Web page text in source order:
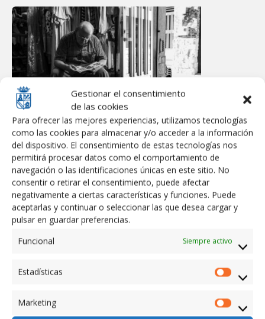
Gestionar el consentimiento
de las cookies
Para ofrecer las mejores experiencias, utilizamos tecnologías
como las cookies para almacenar y/o acceder a la información
del dispositivo. El consentimiento de estas tecnologías nos
permitirá procesar datos como el comportamiento de
navegación o las identificaciones únicas en este sitio. No
consentir o retirar el consentimiento, puede afectar
negativamente a ciertas características y funciones. Puede
aceptarlas y continuar o seleccionar las que desea cargar y
pulsar en guardar preferencias.
Funcional
Siempre activo
Estadísticas
Marketing
15 septiembre 2015enActualidad
Premios Calerascopia 2015
Los Premios Calerascopia 2015, una exposición que trae
recuerdos, emociones y sentimientos a los caleranos.